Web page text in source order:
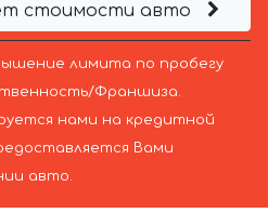
стоимости авто
лимита по пробегу
Франшиза.
нами на кредитной
Вами
авто.